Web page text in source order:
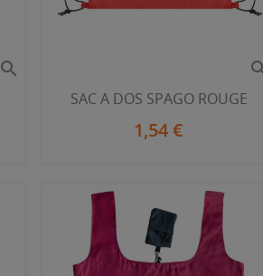

SAC A DOS SPAGO ROUGE
1,54 €